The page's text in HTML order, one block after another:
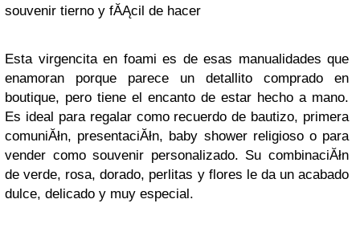
souvenir tierno y fĂĄcil de hacer
Esta virgencita en foami es de esas manualidades que
enamoran porque parece un detallito comprado en
boutique, pero tiene el encanto de estar hecho a mano.
Es ideal para regalar como recuerdo de bautizo, primera
comuniĂłn, presentaciĂłn, baby shower religioso o para
vender como souvenir personalizado. Su combinaciĂłn
de verde, rosa, dorado, perlitas y flores le da un acabado
dulce, delicado y muy especial.